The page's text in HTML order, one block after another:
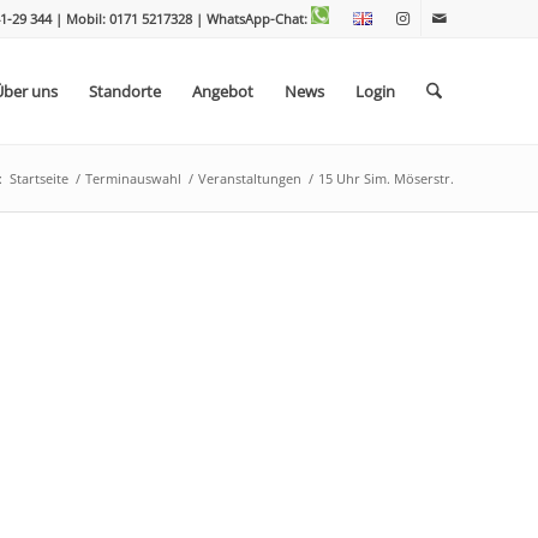
29 344 | Mobil: 0171 5217328 | WhatsApp-Chat:
uns Standorte Angebot News Login
Startseite / Terminauswahl / Veranstaltungen / 15 Uhr Sim. Möserstr.